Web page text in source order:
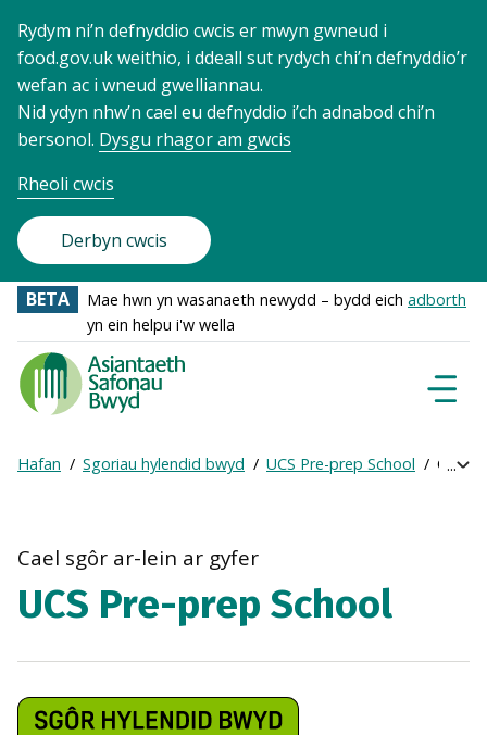
Rydym ni’n defnyddio cwcis er mwyn gwneud i
food.gov.uk weithio, i ddeall sut rydych chi’n defnyddio’r
wefan ac i wneud gwelliannau.
Nid ydyn nhw’n cael eu defnyddio i’ch adnabod chi’n
bersonol. Dysgu rhagor am gwcis
Rheoli cwcis
Derbyn cwcis
BETA Mae hwn yn wasanaeth newydd – bydd eich adborth
yn ein helpu i'w wella
Food
Standards
Agency
Frontpage
Breadcrumb
Hafan Sgoriau hylendid bwyd UCS Pre-prep School Cael
Cael sgôr ar-lein ar gyfer
UCS Pre-prep School